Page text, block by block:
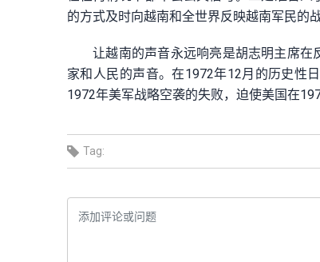
的方式及时向越南和全世界反映越南军民的
让越南的声音永远响亮是胡志明主席
家和人民的声音。在1972年12月的历史性
1972年美军战略空袭的失败，迫使美国在
Tag: